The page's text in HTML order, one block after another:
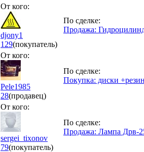
От кого:
djony1
129(покупатель)
По сделке:
Продажа:
От кого:
Pele1985
28(продавец)
По сделке:
Покупка: диски
От кого:
sergei_tixonov
79(покупатель)
По сделке:
Продажа: Лампа Дрв-